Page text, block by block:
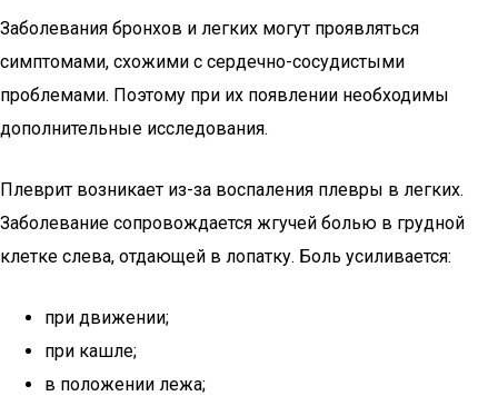
Заболевания бронхов и легких могут проявляться
симптомами, схожими с сердечно-сосудистыми
проблемами. Поэтому при их появлении необходимы
дополнительные исследования.
Плеврит возникает из-за воспаления плевры в легких.
Заболевание сопровождается жгучей болью в грудной
клетке слева, отдающей в лопатку. Боль усиливается:
при движении;
при кашле;
в положении лежа;